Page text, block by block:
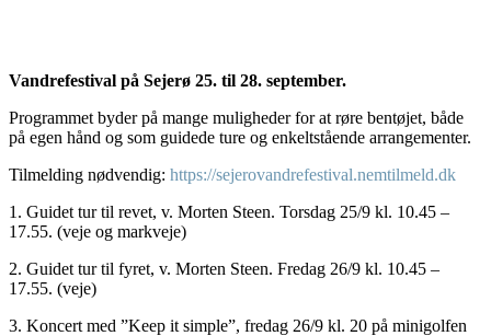
Vandrefestival på Sejerø 25. til 28. september.
Programmet byder på mange muligheder for at røre bentøjet, både
på egen hånd og som guidede ture og enkeltstående arrangementer.
Tilmelding nødvendig: https://sejerovandrefestival.nemtilmeld.dk
1. Guidet tur til revet, v. Morten Steen. Torsdag 25/9 kl. 10.45 –
17.55. (veje og markveje)
2. Guidet tur til fyret, v. Morten Steen. Fredag 26/9 kl. 10.45 –
17.55. (veje)
3. Koncert med ”Keep it simple”, fredag 26/9 kl. 20 på minigolfen